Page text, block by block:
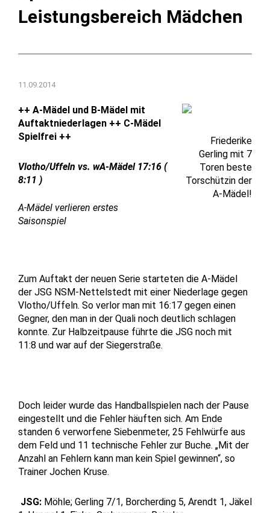
Leistungsbereich Mädchen
11.09.2014
Friederike
Gerling mit 7
Toren beste
Torschützin der
A-Mädel!
++ A-Mädel und B-Mädel mit
Auftaktniederlagen ++ C-Mädel
Spielfrei ++
Vlotho/Uffeln vs. wA-Mädel 17:16 (
8:11 )
A-Mädel verlieren erstes
Saisonspiel
Zum Auftakt der neuen Serie starteten die A-Mädel
der JSG NSM-Nettelstedt mit einer Niederlage gegen
Vlotho/Uffeln. So verlor man mit 16:17 gegen einen
Gegner, den man in der Quali noch deutlich schlagen
konnte. Zur Halbzeitpause führte die JSG noch mit
11:8 und war auf der Siegerstraße.
Doch leider wurde das Handballspielen nach der Pause
eingestellt und die Fehler häuften sich. Am Ende
standen 6 verworfene Siebenmeter, 25 Fehlwürfe aus
dem Feld und 11 technische Fehler zur Buche. „Mit der
Anzahl an Fehlern kann man kein Spiel gewinnen“, so
Trainer Jochen Kruse.
JSG: Möhle; Gerling 7/1, Borcherding 5, Arendt 1, Jäkel